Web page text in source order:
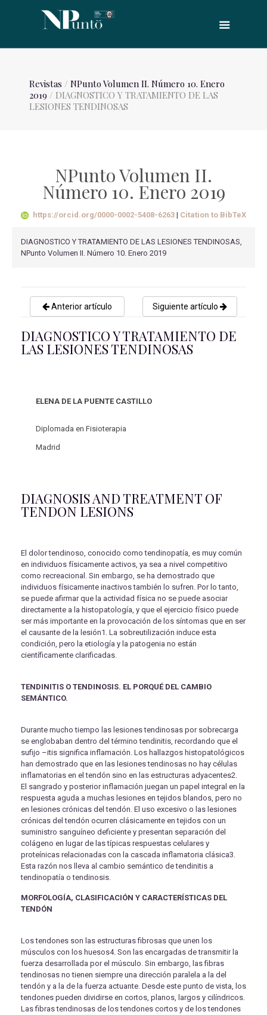
Revistas / NPunto Volumen II. Número 10. Enero
2019 / DIAGNOSTICO Y TRATAMIENTO DE LAS
LESIONES TENDINOSAS
NPunto Volumen II.
Número 10. Enero 2019
https://orcid.org/0000-0002-5408-6263| Citation to BibTeX
DIAGNOSTICO Y TRATAMIENTO DE LAS LESIONES TENDINOSAS,
NPunto Volumen II. Número 10. Enero 2019
Anterior artículo Siguiente artículo
DIAGNOSTICO Y TRATAMIENTO DE
LAS LESIONES TENDINOSAS
ELENA DE LA PUENTE CASTILLO
Diplomada en Fisioterapia
Madrid
DIAGNOSIS AND TREATMENT OF
TENDON LESIONS
El dolor tendinoso, conocido como tendinopatía, es muy común
en individuos físicamente activos, ya sea a nivel competitivo
como recreacional. Sin embargo, se ha demostrado que
individuos físicamente inactivos también lo sufren. Por lo tanto,
se puede afirmar que la actividad física no se puede asociar
directamente a la histopatología, y que el ejercicio físico puede
ser más importante en la provocación de los síntomas que en ser
el causante de la lesión1. La sobreutilización induce esta
condición, pero la etiología y la patogenia no están
científicamente clarificadas.
TENDINITIS O TENDINOSIS. EL PORQUÉ DEL CAMBIO
SEMÁNTICO.
Durante mucho tiempo las lesiones tendinosas por sobrecarga
se englobaban dentro del término tendinitis, recordando que el
sufijo –itis significa inflamación. Los hallazgos histopatológicos
han demostrado que en las lesiones tendinosas no hay células
inflamatorias en el tendón sino en las estructuras adyacentes2.
El sangrado y posterior inflamación juegan un papel integral en la
respuesta aguda a muchas lesiones en tejidos blandos, pero no
en lesiones crónicas del tendón. El uso excesivo o las lesiones
crónicas del tendón ocurren clásicamente en tejidos con un
suministro sanguíneo deficiente y presentan separación del
colágeno en lugar de las típicas respuestas celulares y
proteínicas relacionadas con la cascada inflamatoria clásica3.
Esta razón nos lleva al cambio semántico de tendinitis a
tendinopatía o tendinosis.
MORFOLOGÍA, CLASIFICACIÓN Y CARACTERÍSTICAS DEL
TENDÓN
Los tendones son las estructuras fibrosas que unen los
músculos con los huesos4. Son las encargadas de transmitir la
fuerza desarrollada por el músculo. Sin embargo, las fibras
tendinosas no tienen siempre una dirección paralela a la del
tendón y a la de la fuerza actuante. Desde este punto de vista, los
tendones pueden dividirse en cortos, planos, largos y cilíndricos.
Las fibras tendinosas de los tendones cortos y de los tendones